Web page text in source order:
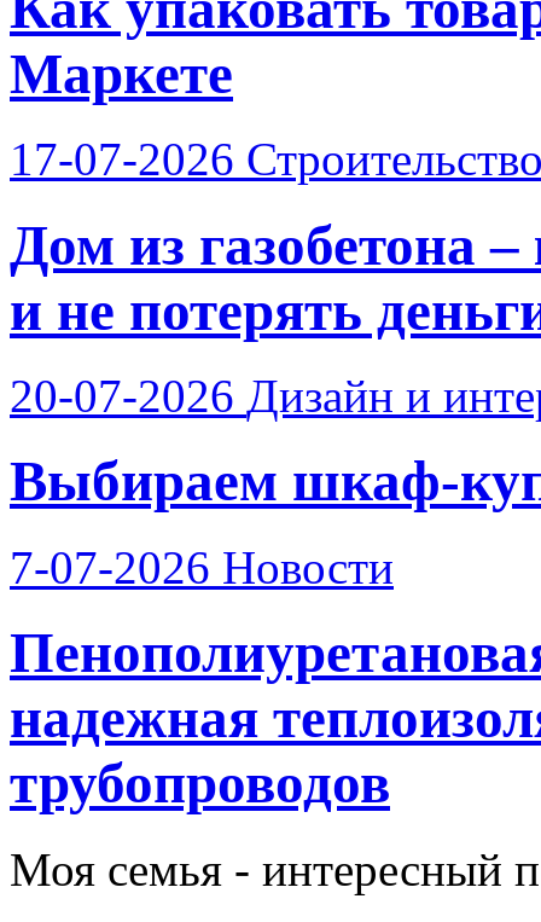
Маркете
17-07-2026
Дом из газобетона
и не потерять
20-07-2026 Дизайн и
Выбираем шкаф-
7-07-2026 Новости
надежная
трубопроводов
Моя семья - интересный